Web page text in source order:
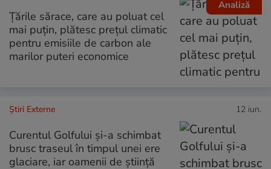
Analiză
Țările sărace, care au poluat cel
mai puțin, plătesc prețul climatic
pentru emisiile de carbon ale
marilor puteri economice
Știri Externe 12 iun.
Curentul Golfului și-a schimbat
brusc traseul în timpul unei ere
glaciare, iar oamenii de știință